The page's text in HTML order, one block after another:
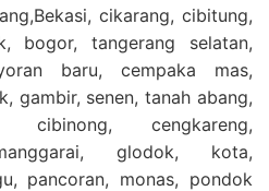
cikarang, cibitung,
bogor, tangerang selatan,
baru, cempaka mas,
gambir, senen, tanah abang,
cibinong, cengkareng,
glodok, kota,
pancoran, monas, pondok